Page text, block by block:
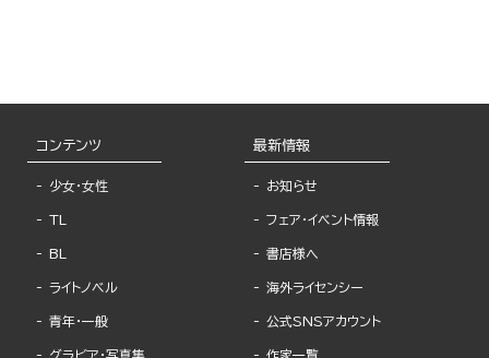
コンテンツ
少女・女性
TL
BL
ライトノベル
青年・一般
グラビア・写真集
最新情報
お知らせ
フェア・イベント情報
書店様へ
海外ライセンシー
公式SNSアカウント
作家一覧